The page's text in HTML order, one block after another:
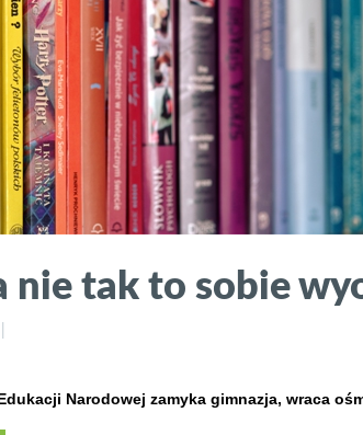
nie tak to sobie
Narodowej zamyka gimnazja, wraca